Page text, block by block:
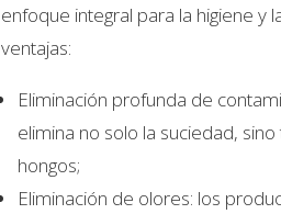
enfoque integral para la higiene y
ventajas:
Eliminación profunda de
elimina no solo la suciedad,
hongos;
Eliminación de olores: los